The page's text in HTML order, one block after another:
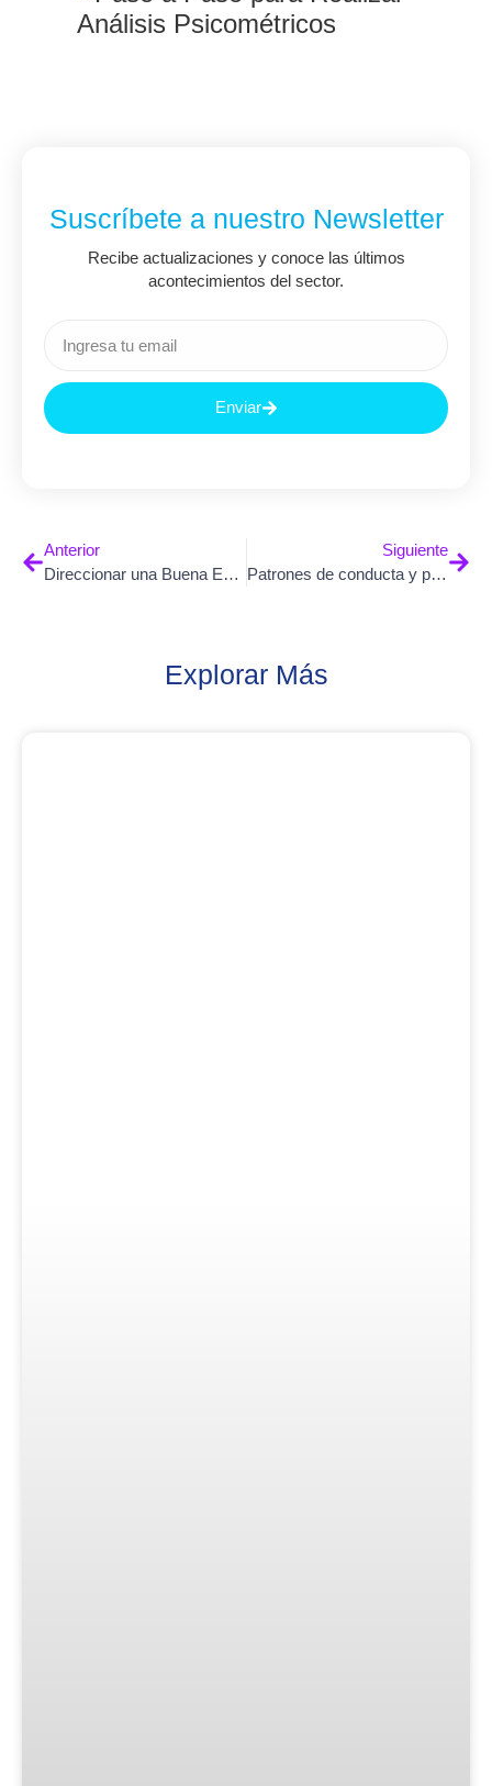
Suscríbete a nuestro Newsletter
Recibe actualizaciones y conoce las últimos
acontecimientos del sector.
Enviar
Anterior
Direccionar una Buena Entrevista Remota
Siguiente
Patrones de conducta y personalidad en la evaluación psicológica
Explorar Más